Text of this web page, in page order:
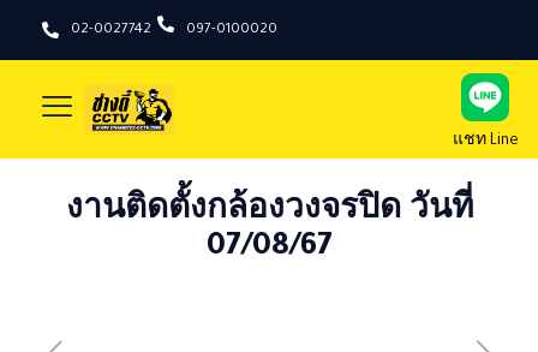
02-0027742 097-0100020
แชท Line
งานติดตั้งกล้องวงจรปิด วันที่
07/08/67